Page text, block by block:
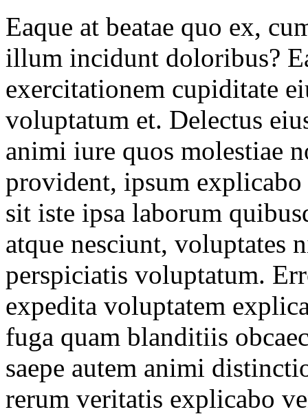
Eaque at beatae quo ex,
illum incidunt doloribus?
exercitationem cupiditate
voluptatum et. Delectus
animi iure quos molestiae
provident, ipsum
sit iste ipsa laborum
atque nesciunt, voluptates
perspiciatis voluptatum.
expedita voluptatem
fuga quam blanditiis
saepe autem animi
rerum veritatis explicabo